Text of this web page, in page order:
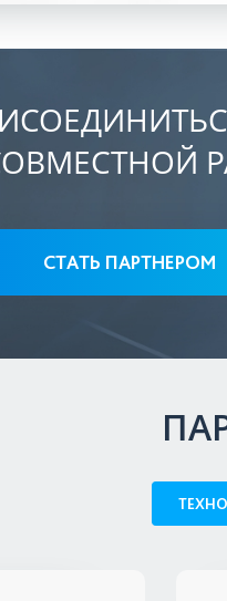
СТАТЬ ПАРТНЕРОМ